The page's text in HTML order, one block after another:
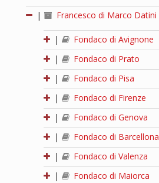
| Francesco di Marco Datini
|
Fondaco di Avignone
|
Fondaco di Prato
|
Fondaco di Pisa
|
Fondaco di Firenze
|
Fondaco di Genova
|
Fondaco di Barcellona
|
Fondaco di Valenza
|
Fondaco di Maiorca